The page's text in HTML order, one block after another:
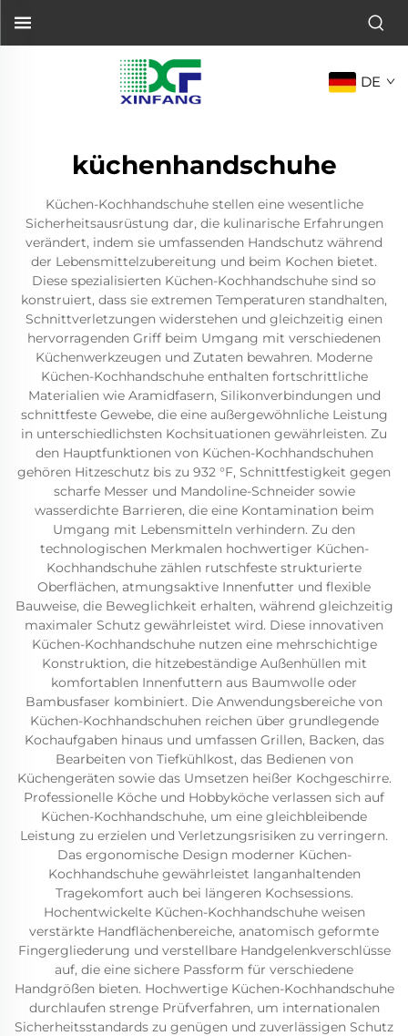
DE
küchenhandschuhe
Küchen-Kochhandschuhe stellen eine wesentliche
Sicherheitsausrüstung dar, die kulinarische Erfahrungen
verändert, indem sie umfassenden Handschutz während
der Lebensmittelzubereitung und beim Kochen bietet.
Diese spezialisierten Küchen-Kochhandschuhe sind so
konstruiert, dass sie extremen Temperaturen standhalten,
Schnittverletzungen widerstehen und gleichzeitig einen
hervorragenden Griff beim Umgang mit verschiedenen
Küchenwerkzeugen und Zutaten bewahren. Moderne
Küchen-Kochhandschuhe enthalten fortschrittliche
Materialien wie Aramidfasern, Silikonverbindungen und
schnittfeste Gewebe, die eine außergewöhnliche Leistung
in unterschiedlichsten Kochsituationen gewährleisten. Zu
den Hauptfunktionen von Küchen-Kochhandschuhen
gehören Hitzeschutz bis zu 932 °F, Schnittfestigkeit gegen
scharfe Messer und Mandoline-Schneider sowie
wasserdichte Barrieren, die eine Kontamination beim
Umgang mit Lebensmitteln verhindern. Zu den
technologischen Merkmalen hochwertiger Küchen-
Kochhandschuhe zählen rutschfeste strukturierte
Oberflächen, atmungsaktive Innenfutter und flexible
Bauweise, die Beweglichkeit erhalten, während gleichzeitig
maximaler Schutz gewährleistet wird. Diese innovativen
Küchen-Kochhandschuhe nutzen eine mehrschichtige
Konstruktion, die hitzebeständige Außenhüllen mit
komfortablen Innenfuttern aus Baumwolle oder
Bambusfaser kombiniert. Die Anwendungsbereiche von
Küchen-Kochhandschuhen reichen über grundlegende
Kochaufgaben hinaus und umfassen Grillen, Backen, das
Bearbeiten von Tiefkühlkost, das Bedienen von
Küchengeräten sowie das Umsetzen heißer Kochgeschirre.
Professionelle Köche und Hobbyköche verlassen sich auf
Küchen-Kochhandschuhe, um eine gleichbleibende
Leistung zu erzielen und Verletzungsrisiken zu verringern.
Das ergonomische Design moderner Küchen-
Kochhandschuhe gewährleistet langanhaltenden
Tragekomfort auch bei längeren Kochsessions.
Hochentwickelte Küchen-Kochhandschuhe weisen
verstärkte Handflächenbereiche, anatomisch geformte
Fingergliederung und verstellbare Handgelenkverschlüsse
auf, die eine sichere Passform für verschiedene
Handgrößen bieten. Hochwertige Küchen-Kochhandschuhe
durchlaufen strenge Prüfverfahren, um internationalen
Sicherheitsstandards zu genügen und zuverlässigen Schutz